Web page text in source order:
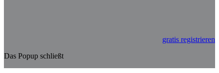
gratis registrieren
Das Popup schließt